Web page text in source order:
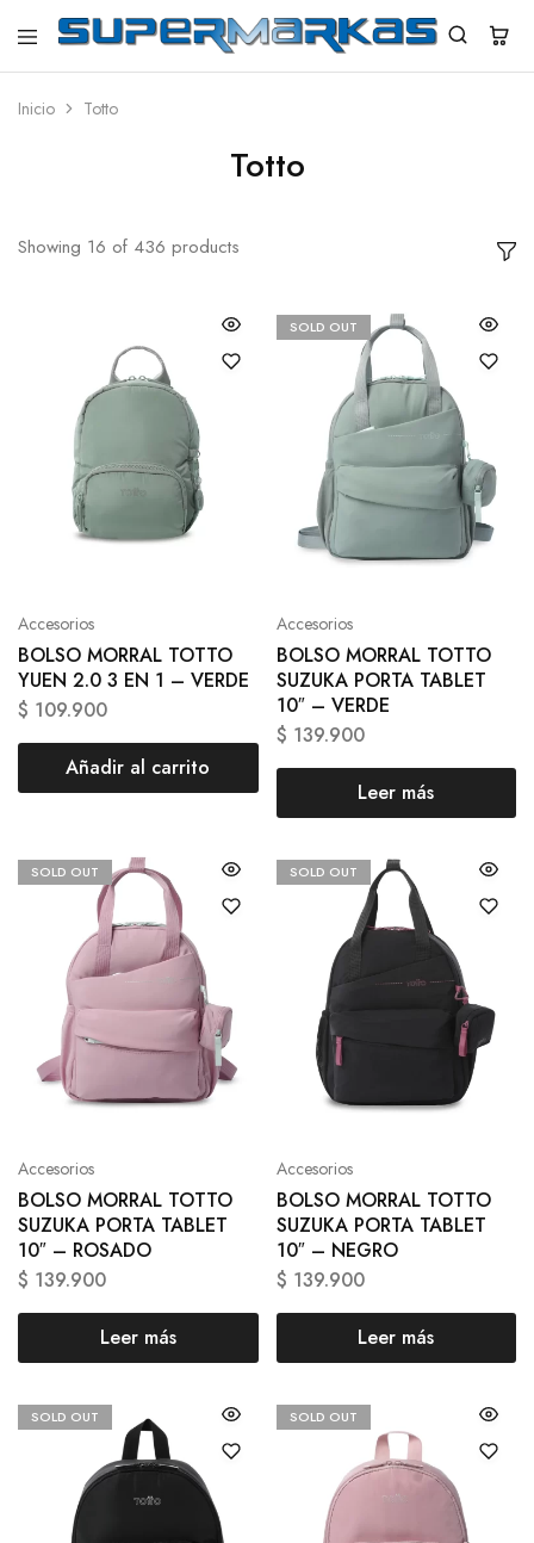
SuperMarkas
Ropa
con
Inicio Totto
Totto
Showing 16 of 436 products
Accesorios
BOLSO MORRAL TOTTO
YUEN 2.0 3 EN 1 – VERDE
$ 109.900
Añadir al carrito
SOLD OUT
Accesorios
BOLSO MORRAL TOTTO
SUZUKA PORTA TABLET
10″ – VERDE
$ 139.900
Leer más
SOLD OUT
Accesorios
BOLSO MORRAL TOTTO
SUZUKA PORTA TABLET
10″ – ROSADO
$ 139.900
Leer más
SOLD OUT
Accesorios
BOLSO MORRAL TOTTO
SUZUKA PORTA TABLET
10″ – NEGRO
$ 139.900
Leer más
SOLD OUT SOLD OUT